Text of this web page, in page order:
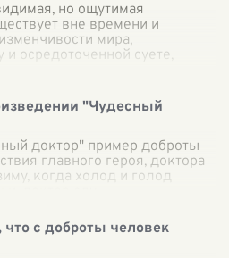
но ощутимая
вне времени и
мира,
осредоточенной суете,
"Чудесный
доктор" пример доброты
главного героя, доктора
когда холод и голод
доктор слу
с доброты человек